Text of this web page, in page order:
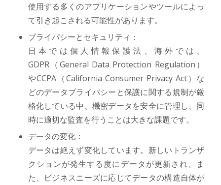
使用する多くのアプリケーションやツールによっ
て引き起こされる可能性があります。
プライバシーとセキュリティ：
日本では個人情報保護法、海外では、
GDPR（General Data Protection Regulation）
やCCPA（California Consumer Privacy Act）な
どのデータプライバシーと保護に関する規制が厳
格化している中、機密データを安全に管理し、同
時に適切な監査を行うことは大きな課題です。
データの変化：
データは絶えず変化しています。新しいトランザ
クションが発生する度にデータが更新され、ま
た、ビジネスニーズに応じてデータの構造自体が